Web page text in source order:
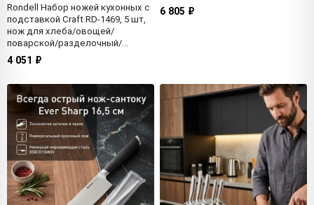
Rondell Набор ножей кухонных с
подставкой Craft RD-1469, 5 шт,
нож для хлеба/овощей/
поварской/разделочный/
универсальный
4 051 ₽
разделочный/универсальный
6 805 ₽